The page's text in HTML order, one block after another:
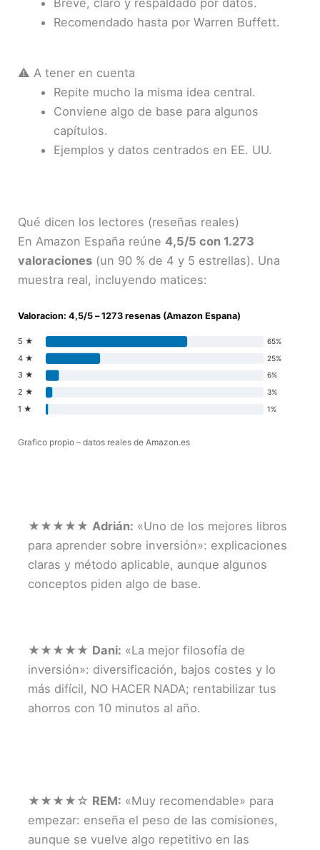
Recomendado hasta por Warren Buffett.
⚠️ A tener en cuenta
Repite mucho la misma idea central.
Conviene algo de base para algunos
capítulos.
Ejemplos y datos centrados en EE. UU.
Qué dicen los lectores (reseñas reales)
En Amazon España reúne4,5/5 con 1.273
valoraciones (un 90 % de 4 y 5 estrellas). Una
muestra real, incluyendo matices:
Valoracion: 4,5/5 – 1273 resenas (Amazon Espana)
5 ★ 65%
4 ★ 25%
3 ★ 6%
2 ★ 3%
1 ★ 1%
Grafico propio – datos reales de Amazon.es
★★★★★Adrián: «Uno de los mejores libros
para aprender sobre inversión»: explicaciones
claras y método aplicable, aunque algunos
conceptos piden algo de base.
★★★★★ Dani: «La mejor filosofía de
inversión»: diversificación, bajos costes y lo
más difícil, NO HACER NADA; rentabilizar tus
ahorros con 10 minutos al año.
★★★★☆ REM: «Muy recomendable» para
empezar: enseña el peso de las comisiones,
aunque se vuelve algo repetitivo en las